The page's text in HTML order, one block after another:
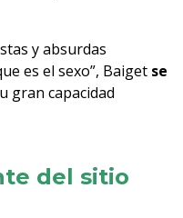
y absurdas
es el sexo”, Baiget se
gran capacidad
del sitio